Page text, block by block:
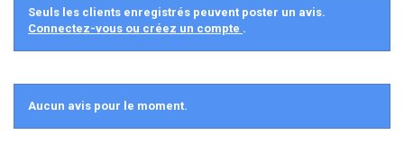
Seuls les clients enregistrés peuvent poster un avis.
Connectez-vous ou créez un compte .
Aucun avis pour le moment.